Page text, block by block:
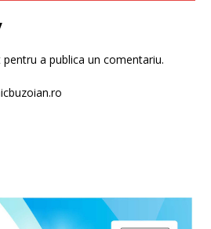
pentru a publica un comentariu.